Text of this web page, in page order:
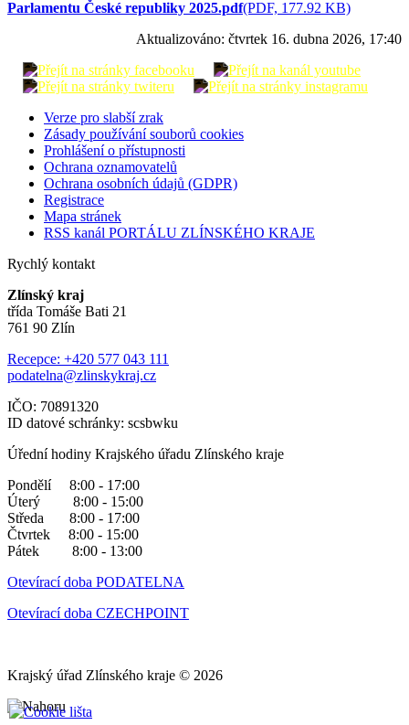
Parlamentu České republiky 2025.pdf(PDF, 177.92 KB)
Aktualizováno: čtvrtek 16. dubna 2026, 17:40
Verze pro slabší zrak
Zásady používání souborů cookies
Prohlášení o přístupnosti
Ochrana oznamovatelů
Ochrana osobních údajů (GDPR)
Registrace
Mapa stránek
RSS kanál PORTÁLU ZLÍNSKÉHO KRAJE
Rychlý kontakt
Zlínský kraj
třída Tomáše Bati 21
761 90 Zlín
Recepce: +420 577 043 111
podatelna@zlinskykraj.cz
IČO: 70891320
ID datové schránky: scsbwku
Úřední hodiny Krajského úřadu Zlínského kraje
Pondělí 8:00 - 17:00
Úterý 8:00 - 15:00
Středa 8:00 - 17:00
Čtvrtek 8:00 - 15:00
Pátek 8:00 - 13:00
Otevírací doba PODATELNA
Otevírací doba CZECHPOINT
Krajský úřad Zlínského kraje © 2026